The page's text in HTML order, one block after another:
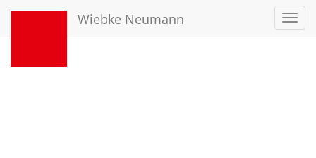
Wiebke Neumann